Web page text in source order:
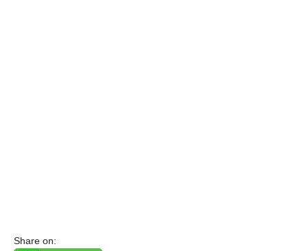
Share on: